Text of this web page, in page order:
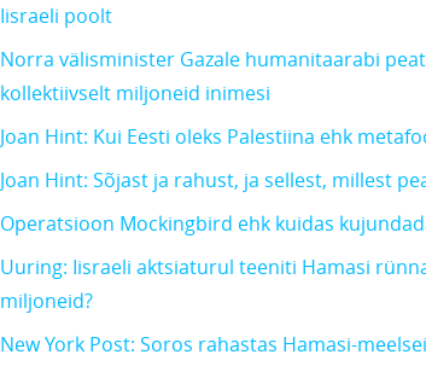
Iisraeli poolt
Norra välisminister Gazale humanitaarabi
kollektiivselt miljoneid inimesi
Joan Hint: Kui Eesti oleks Palestiina ehk
Joan Hint: Sõjast ja rahust, ja sellest, millest
Operatsioon Mockingbird ehk kuidas
Uuring: Iisraeli aktsiaturul teeniti Hamasi
miljoneid?
New York Post: Soros rahastas Hamasi-